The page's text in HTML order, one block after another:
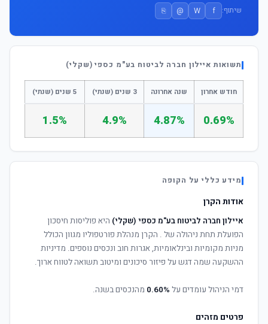
שיתוף: f
W
@
⎘
תשואות איילון חברה לביטוח בע"מ כספי (שקלי)
חודש אחרון שנה אחרונה 3 שנים (שנתי) 5 שנים (שנתי)
0.69%
4.87%
4.9%
1.5%
מידע כללי על הקופה
אודות הקרן
איילון חברה לביטוח בע"מ כספי (שקלי) היא פוליסות חיסכון
הפועלת תחת ניהולה של . הקרן מנהלת פורטפוליו מגוון הכולל
מניות מקומיות ובינלאומיות, אגרות חוב ונכסים נוספים. מדיניות
ההשקעה שמה דגש על פיזור סיכונים ומיטוב תשואה לטווח ארוך.
דמי הניהול עומדים על 0.60% מהנכסים בשנה.
פרטים מזהים